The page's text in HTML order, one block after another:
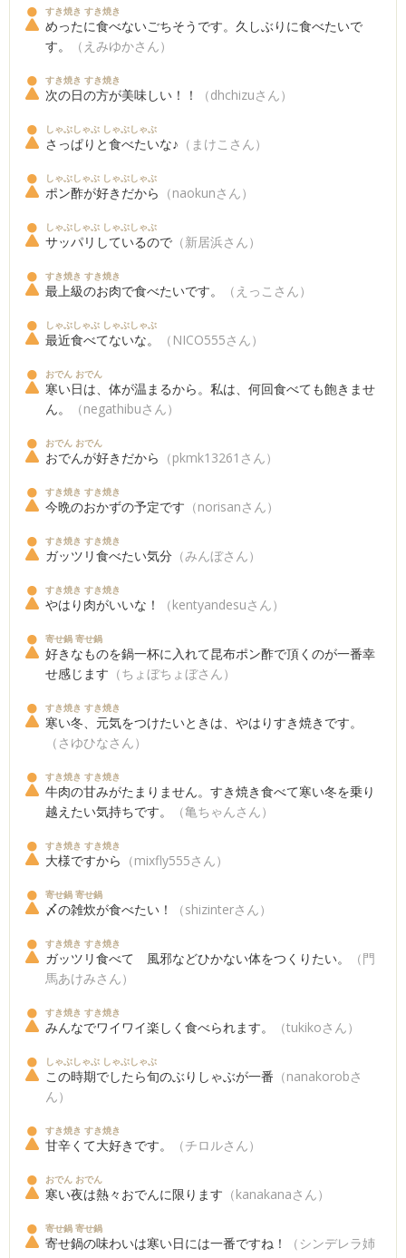
すき焼き すき焼き
めったに食べないごちそうです。久しぶりに食べたいで
す。
（えみゆかさん）
すき焼き すき焼き
次の日の方が美味しい！！ （dhchizuさん）
しゃぶしゃぶ しゃぶしゃぶ
さっぱりと食べたいな♪ （まけこさん）
しゃぶしゃぶ しゃぶしゃぶ
ポン酢が好きだから （naokunさん）
しゃぶしゃぶ しゃぶしゃぶ
サッパリしているので （新居浜さん）
すき焼き すき焼き
最上級のお肉で食べたいです。 （えっこさん）
しゃぶしゃぶ しゃぶしゃぶ
最近食べてないな。 （NICO555さん）
おでん おでん
寒い日は、体が温まるから。私は、何回食べても飽きませ
ん。
（negathibuさん）
おでん おでん
おでんが好きだから （pkmk13261さん）
すき焼き すき焼き
今晩のおかずの予定です （norisanさん）
すき焼き すき焼き
ガッツリ食べたい気分 （みんぼさん）
すき焼き すき焼き
やはり肉がいいな！ （kentyandesuさん）
寄せ鍋 寄せ鍋
好きなものを鍋一杯に入れて昆布ポン酢で頂くのが一番幸
せ感じます （ちょぼちょぼさん）
すき焼き すき焼き
寒い冬、元気をつけたいときは、やはりすき焼きです。
（さゆひなさん）
すき焼き すき焼き
牛肉の甘みがたまりません。すき焼き食べて寒い冬を乗り
越えたい気持ちです。
（亀ちゃんさん）
すき焼き すき焼き
大様ですから （mixfly555さん）
寄せ鍋 寄せ鍋
〆の雑炊が食べたい！ （shizinterさん）
すき焼き すき焼き
ガッツリ食べて 風邪などひかない体をつくりたい。
（門
馬あけみさん）
すき焼き すき焼き
みんなでワイワイ楽しく食べられます。 （tukikoさん）
しゃぶしゃぶ しゃぶしゃぶ
この時期でしたら旬のぶりしゃぶが一番 （nanakorobさ
ん）
すき焼き すき焼き
甘辛くて大好きです。 （チロルさん）
おでん おでん
寒い夜は熱々おでんに限ります （kanakanaさん）
寄せ鍋 寄せ鍋
寄せ鍋の味わいは寒い日には一番ですね！
（シンデレラ姉